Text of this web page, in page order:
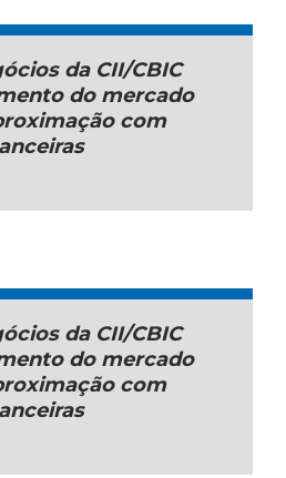
da CII/CBIC
do mercado
com
da CII/CBIC
do mercado
com